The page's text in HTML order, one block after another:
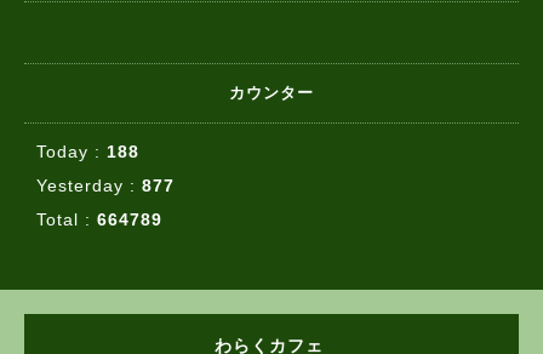
カウンター
Today : 188
Yesterday : 877
Total : 664789
わらくカフェ